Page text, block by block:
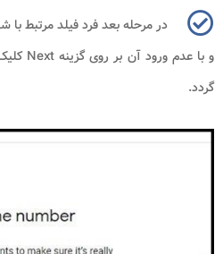
در مرحله بعد فرد فیلد مرتبط با
و با عدم ورود آن بر روی گزینه Next
گردد.